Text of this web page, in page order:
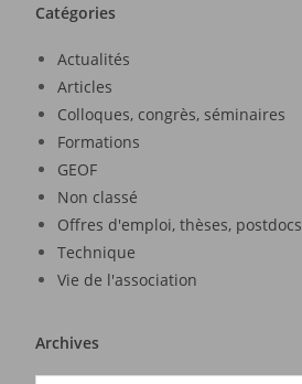
Catégories
Actualités
Articles
Colloques, congrès, séminaires
Formations
GEOF
Non classé
Offres d'emploi, thèses, postdocs
Technique
Vie de l'association
Archives